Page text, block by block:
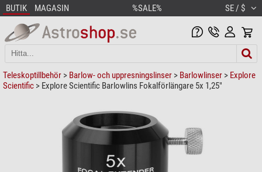
BUTIK MAGASIN %SALE% SE / $
Teleskoptillbehör > Barlow- och uppresningslinser > Barlowlinser > Explore
Scientific > Explore Scientific Barlowlins Fokalförlängare 5x 1,25"